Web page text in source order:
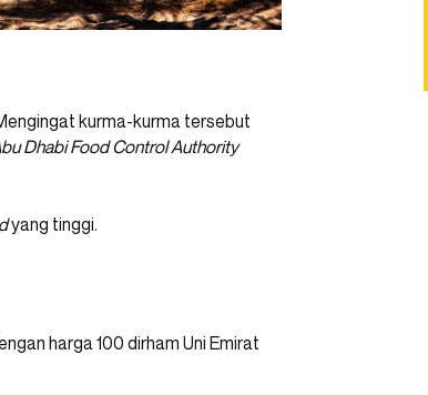
kurma-kurma tersebut
Dhabi Food Control Authority
yang tinggi.
harga 100 dirham Uni Emirat